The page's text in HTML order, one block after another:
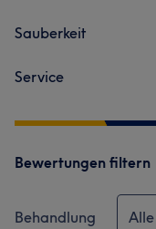
Sauberkeit
Service
Bewertungen filtern
Behandlung